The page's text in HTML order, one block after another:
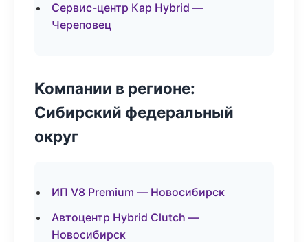
Сервис-центр Кар Hybrid —
Череповец
Компании в регионе:
Сибирский федеральный
округ
ИП V8 Premium — Новосибирск
Автоцентр Hybrid Clutch —
Новосибирск